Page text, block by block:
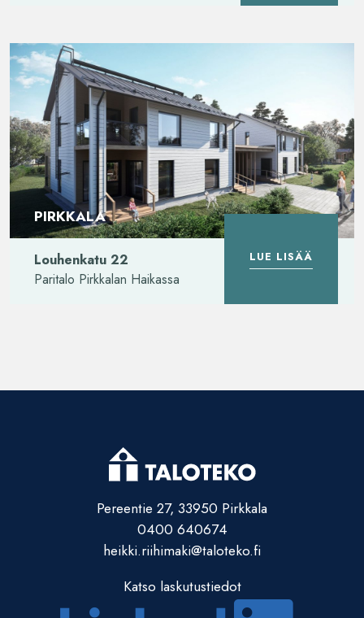
PIRKKALA
Louhenkatu 22
Paritalo Pirkkalan Haikassa
LUE LISÄÄ
Pereentie 27, 33950 Pirkkala
0400 640674
heikki.riihimaki@taloteko.fi
Katso laskutustiedot